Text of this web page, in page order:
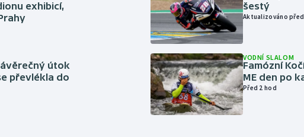
exhibicí,
útok
převlékla do
šestý
Aktualizováno
VODNÍ SLALOM
Famózní
ME den po
Před 2 hod